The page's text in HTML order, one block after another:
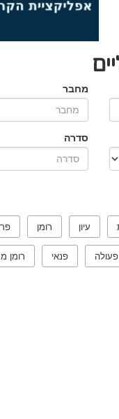
מחבר
סדרה
עיון רומן
פנאי רומן